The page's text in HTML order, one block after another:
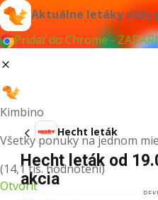
Aktuálne letáky vždy
Pridať do Chrome -
Kimbino
Všetky ponuky na jednom
(14,1 tis. hodnotení)
Otvoriť
Hecht leták
Hecht leták od
akcia